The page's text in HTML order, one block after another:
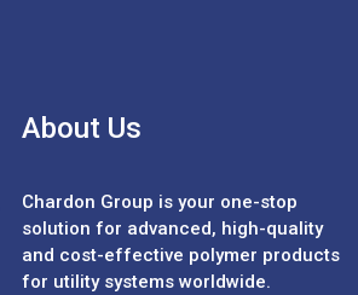
About Us
Chardon Group is your one-stop
solution for advanced, high-quality
and cost-effective polymer products
for utility systems worldwide.